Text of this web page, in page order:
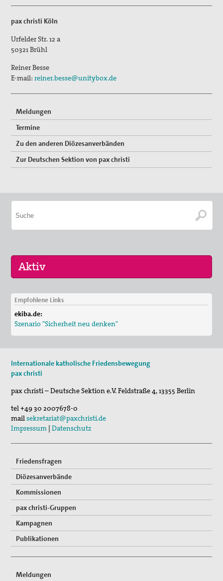
Thesenanschlag in Brühl
Lesungen zum internationalen Holocaustgedenktag
pax christi-Gruppe Düsseldorf
pax christi-Gruppe Erftstadt
Nueva Esperanza - Medellín/Kolumbien
Fest des Ölzweigs
Suche
pax christi Köln
Urfelder Str. 12 a
50321Brühl
Reiner Besse
E-mail:reiner.besse@unitybox.de
Meldungen
Termine
Zu den anderen Diözesanverbänden
Zur Deutschen Sektion von pax christi
16. Sep 2026
Menschen der Gewaltfreiheit -
17. Jan 2026
Empfohlene Links
ekiba.de:
Szenario "Sicherheit neu denken"
Internationale katholische Friedensbewegung
pax christi
pax christi – Deutsche Sektion e.V.Feldstraße 4,13355 Berlin
tel+49 30 2007678-0
mailsekretariat@paxchristi.de
Impressum |Datenschutz
Friedensfragen
Diözesanverbände
Kommissionen
pax christi-Gruppen
Kampagnen
Publikationen
Meldungen